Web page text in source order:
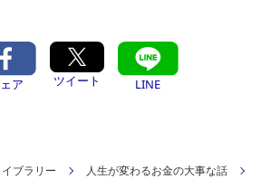
ア ツイート LINE
ブラリー
人生が変わるお金の大事な話